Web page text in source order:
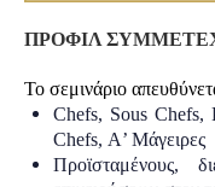
ΠΡΟΦΙΛ
Το σεμινάριο
Chefs, Sous Chefs,
Chefs, Α’ Μάγειρες
Προϊσταμένους,